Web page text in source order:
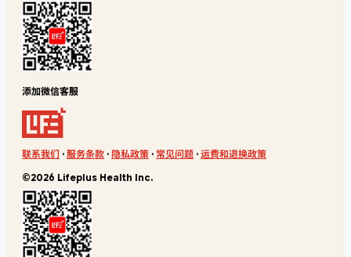
添加微信客服
联系我们 · 服务条款 · 隐私政策 · 常见问题 · 运费和退换政策
©2026 Lifeplus Health Inc.